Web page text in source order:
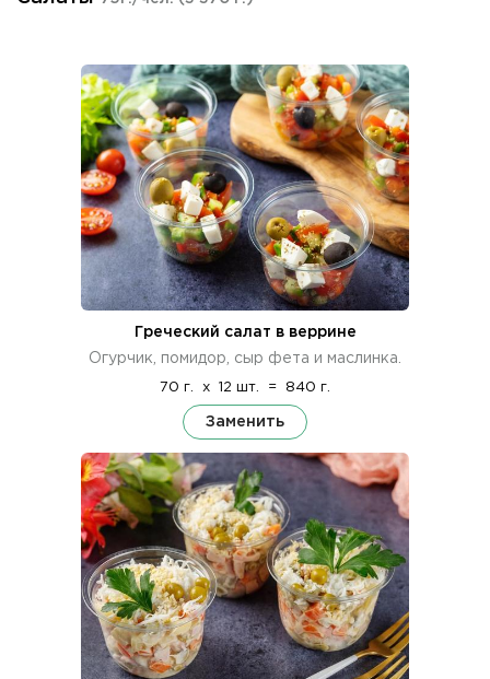
Греческий салат в веррине
Огурчик, помидор, сыр фета и маслинка.
70 г. x 12 шт. = 840 г.
Заменить